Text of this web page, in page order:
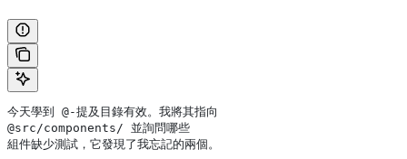
今天學到 @-提及目錄有效。我將其指向
@src/components/ 並詢問哪些
組件缺少測試，它發現了我忘記的兩個。